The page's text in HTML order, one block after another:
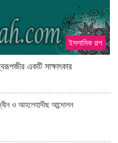
ইসলামিক গল্প
একটি সাক্ষাৎকার
ও আহলেহাদীছ আন্দোলন